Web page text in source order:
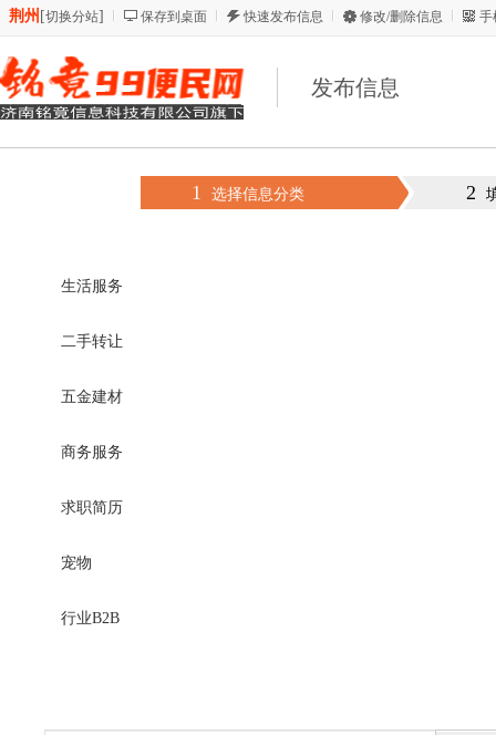
荆州 [切换分站] 保存到桌面 快速发布信息 修改/删除信息 手
发布信息
1 选择信息分类 2
生活服务
二手转让
五金建材
商务服务
求职简历
宠物
行业B2B